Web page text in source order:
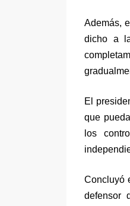
Además,
dicho a
El
que
los
Concluyó
defensor